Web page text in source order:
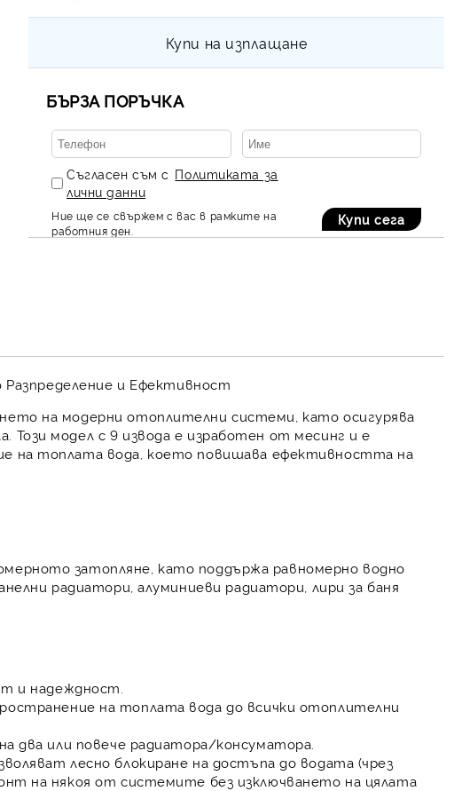
Купи на изплащане
БЪРЗА ПОРЪЧКА
Съгласен съм с Политиката за
лични данни
Ние ще се свържем с вас в рамките на
работния ден.
и Ефективност
на модерниотоплителни системи , като осигурява
Този модел с 9 извода е изработен от месинг и е
на топлата вода , което повишава ефективността на
затопляне, като поддържа равномерно водно
радиатори ,алуминиеви радиатори лири за баня
и надеждност.
на топлата вода до всички отоплителни
на два или повече радиатора/консуматора.
лесно блокиране на достъпа до водата (чрез
на някоя от системите без изключването на цялата